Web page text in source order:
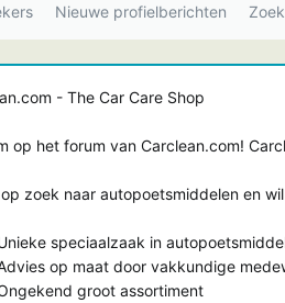
Nieuwe profielberichten
- The Car Care Shop
op het forum van Carclean.com!
op zoek naar autopoetsmiddelen en
speciaalzaak in
op maat door vakkundige
groot assortiment